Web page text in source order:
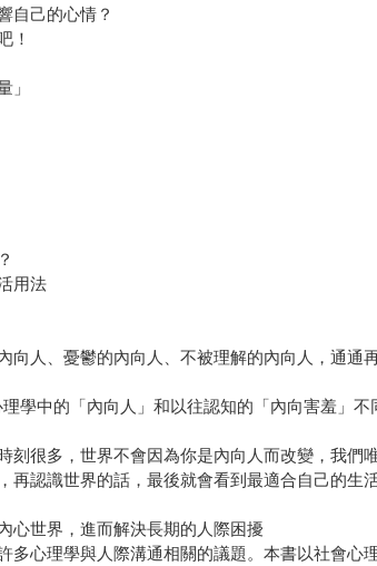
自己的心情？
！
」
用法
向人、憂鬱的內向人、不被理解的內向人，通通
學中的「內向人」和以往認知的「內向害羞」
刻很多，世界不會因為你是內向人而改變，我
認識世界的話，最後就會看到最適合自己的生活
心世界，進而解決長期的人際困擾
多心理學與人際溝通相關的議題。本書以社會